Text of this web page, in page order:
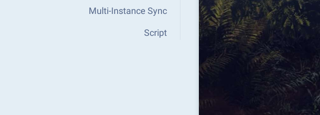
Multi-Instance Sync
Script